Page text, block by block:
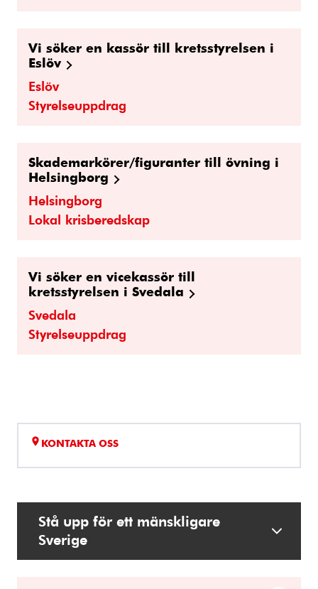
Vi söker en kassör till kretsstyrelsen i
Eslöv
Eslöv
Styrelseuppdrag
Skademarkörer/figuranter till övning i
Helsingborg
Helsingborg
Lokal krisberedskap
Vi söker en vicekassör till
kretsstyrelsen i Svedala
Svedala
Styrelseuppdrag
KONTAKTA OSS
Stå upp för ett mänskligare
Sverige